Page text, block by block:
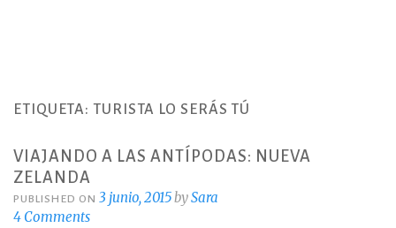
ETIQUETA:TURISTA LO SERÁS TÚ
VIAJANDO A LAS ANTÍPODAS: NUEVA
ZELANDA
PUBLISHED ON3 junio, 2015bySara
4 Comments